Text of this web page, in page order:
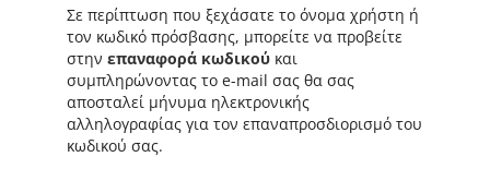
Σε περίπτωση που ξεχάσατε το όνομα χρήστη ή
τον κωδικό πρόσβασης, μπορείτε να προβείτε
στην επαναφορά κωδικού και
συμπληρώνοντας το e-mail σας θα σας
αποσταλεί μήνυμα ηλεκτρονικής
αλληλογραφίας για τον επαναπροσδιορισμό του
κωδικού σας.